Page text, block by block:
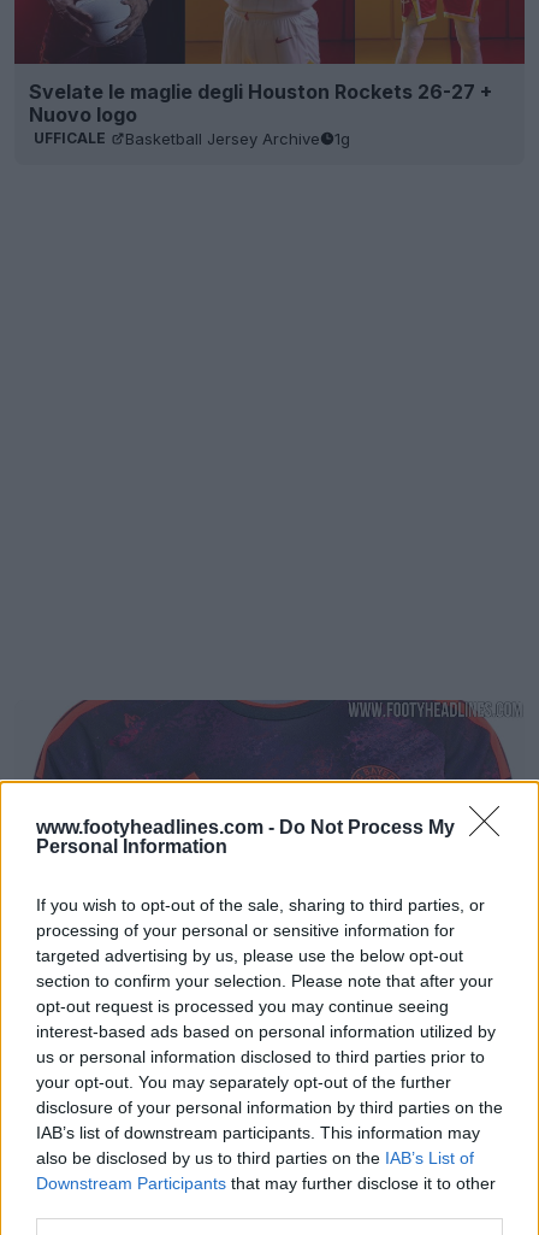
www.footyheadlines.com - Do Not Process My
Personal Information
If you wish to opt-out of the sale, sharing to third parties, or
processing of your personal or sensitive information for
targeted advertising by us, please use the below opt-out
section to confirm your selection. Please note that after your
opt-out request is processed you may continue seeing
interest-based ads based on personal information utilized by
us or personal information disclosed to third parties prior to
your opt-out. You may separately opt-out of the further
disclosure of your personal information by third parties on the
IAB’s list of downstream participants. This information may
also be disclosed by us to third parties on the IAB’s List of
Downstream Participants that may further disclose it to other
Svelate le maglie degli Houston Rockets 26-27 +
Nuovo logo
UFFICALE Basketball Jersey Archive 1g
La terza maglia del Bayern München 26-27 è
stata filtrata - Foto ufficiali
78 46 0 100.3K 29m